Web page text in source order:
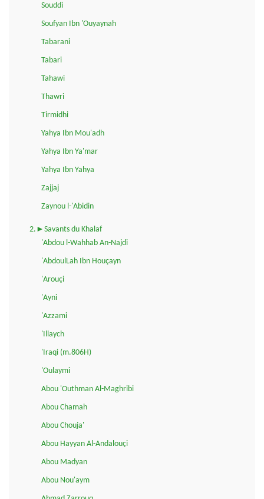
Souddi
Soufyan Ibn 'Ouyaynah
Tabarani
Tabari
Tahawi
Thawri
Tirmidhi
Yahya Ibn Mou'adh
Yahya Ibn Ya'mar
Yahya Ibn Yahya
Zajjaj
Zaynou l-'Abidin
2.►Savants du Khalaf
'Abdou l-Wahhab An-Najdi
'AbdoulLah Ibn Houçayn
'Arouçi
'Ayni
'Azzami
'Illaych
'Iraqi (m.806H)
'Oulaymi
Abou 'Outhman Al-Maghribi
Abou Chamah
Abou Chouja'
Abou Hayyan Al-Andalouçi
Abou Madyan
Abou Nou'aym